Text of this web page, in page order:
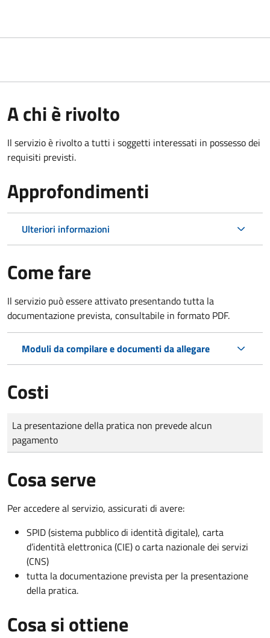
A chi è rivolto
Il servizio è rivolto a tutti i soggetti interessati in possesso dei
requisiti previsti.
Approfondimenti
Ulteriori informazioni
Come fare
Il servizio può essere attivato presentando tutta la
documentazione prevista, consultabile in formato PDF.
Moduli da compilare e documenti da allegare
Costi
Tipo di pagamento
Importo
La presentazione della pratica non prevede alcun
pagamento
Cosa serve
Per accedere al servizio, assicurati di avere:
SPID (sistema pubblico di identità digitale), carta
d’identità elettronica (CIE) o carta nazionale dei servizi
(CNS)
tutta la documentazione prevista per la presentazione
della pratica.
Cosa si ottiene